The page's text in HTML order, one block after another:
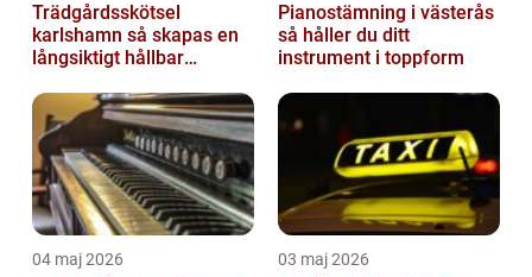
Trädgårdsskötsel
karlshamn så skapas en
långsiktigt hållbar
Pianostämning i västerås
så håller du ditt
instrument i toppform
04 maj 2026 03 maj 2026